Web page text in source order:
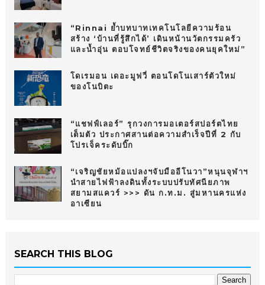
“Rinnai ย้ำบทบาทเทคโนโลยีความร้อน
สร้าง ‘บ้านที่รู้สึกได้’ เดินหน้านวัตกรรมครัว
และน้ำอุ่น ตอบโจทย์ชีวิตจริงของคนยุคใหม่”
โดเรมอน เดอะมูฟวี่ ตอนโดโนเสาร์ตัวใหม่
ของโนบิตะ
“แชฟฟ์เลอร์” รุกวงการมอเตอร์สปอร์ตไทย
เต็มตัว ประกาศสานต่อความสำเร็จปีที่ 2 กับ
โปรเจ็คระดับบิ๊ก
“เจริญชัยหม้อแปลงฯจับมืออีโนวา”หนุนจุฬาฯ
นำสายไฟฟ้าลงดินทั้งระบบปรับทัศนียภาพ
สยามสแควร์ >>> ดัน ก.ท.ม. สู่มหานครแห่ง
อาเซียน
SEARCH THIS BLOG